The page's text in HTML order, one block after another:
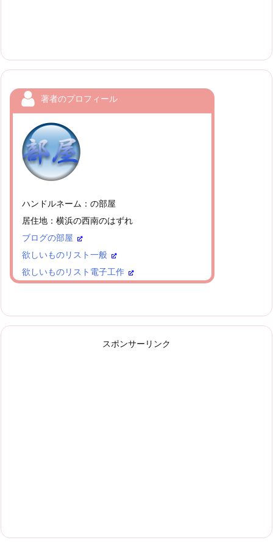
著者のプロフィール
ハンドルネーム：の部屋
居住地：横浜の西南のはずれ
ブログの部屋
欲しいものリスト一般
欲しいものリスト電子工作
スポンサーリンク